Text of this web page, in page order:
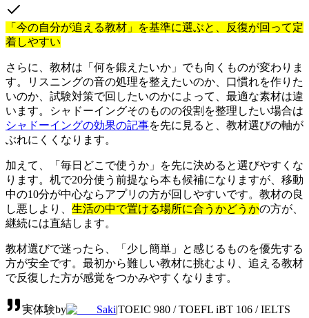
「今の自分が追える教材」を基準に選ぶと、反復が回って定
着しやすい
さらに、教材は「何を鍛えたいか」でも向くものが変わりま
す。リスニングの音の処理を整えたいのか、口慣れを作りた
いのか、試験対策で回したいのかによって、最適な素材は違
います。シャドーイングそのものの役割を整理したい場合は
シャドーイングの効果の記事を先に見ると、教材選びの軸が
ぶれにくくなります。
加えて、「毎日どこで使うか」を先に決めると選びやすくな
ります。机で20分使う前提なら本も候補になりますが、移動
中の10分が中心ならアプリの方が回しやすいです。教材の良
し悪しより、 生活の中で置ける場所に合うかどうかの方が、
継続には直結します。
教材選びで迷ったら、「少し簡単」と感じるものを優先する
方が安全です。最初から難しい教材に挑むより、追える教材
で反復した方が感覚をつかみやすくなります。
実体験by Saki|TOEIC 980 / TOEFL iBT 106 / IELTS